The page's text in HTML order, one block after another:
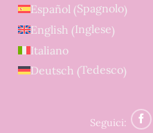
Español (Spagnolo)
English (Inglese)
Italiano
Deutsch (Tedesco)
Seguici: